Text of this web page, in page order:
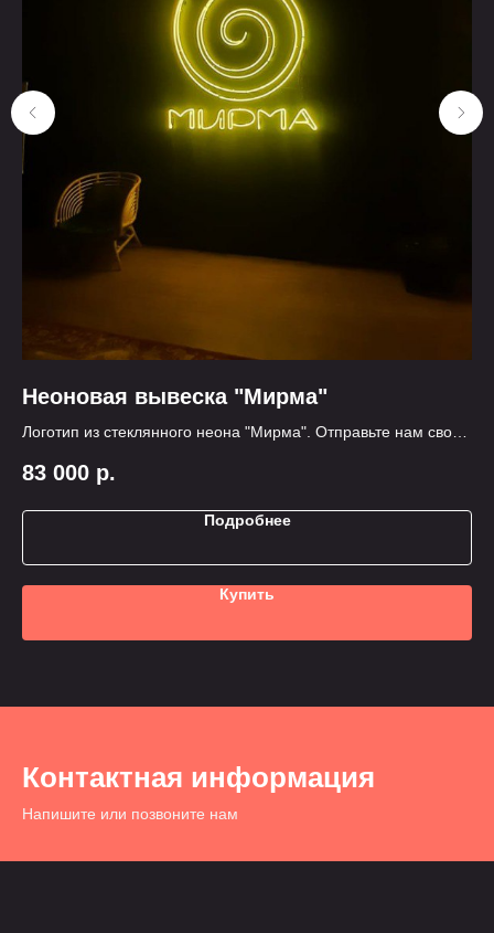
Неоновая вывеска "Мирма"
Логотип из стеклянного неона "Мирма". Отправьте нам свой
83 000 р.
Подробнее
Купить
Контактная информация
Напишите или позвоните нам